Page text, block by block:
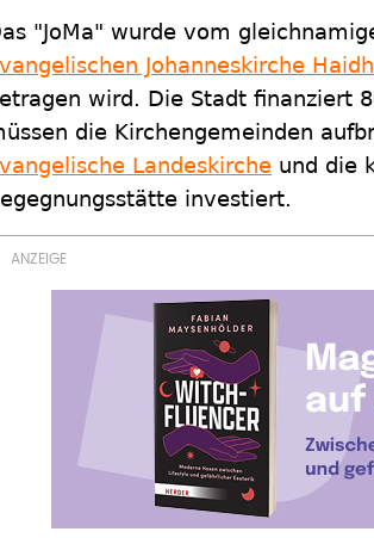
"JoMa" wurde vom
Johanneskirche
wird. Die Stadt finanziert
die Kirchengemeinden
Landeskirche und die
investiert.